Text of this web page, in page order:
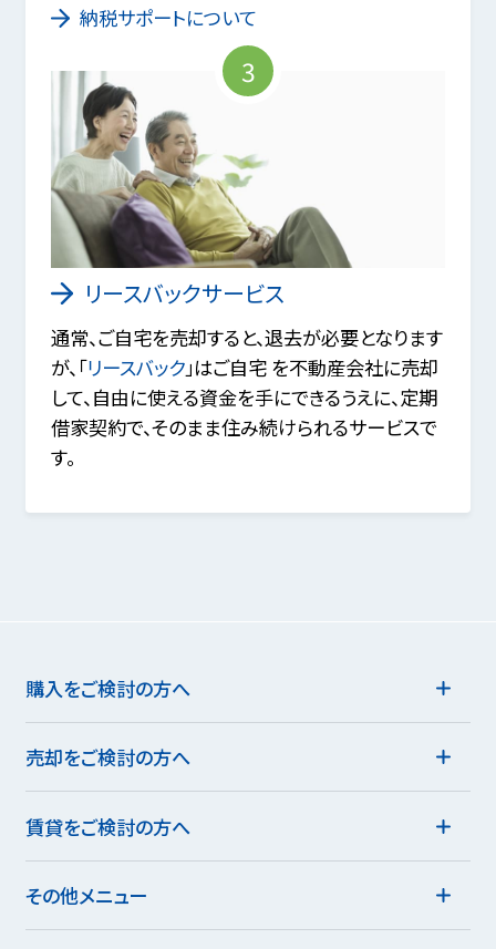
納税サポートについて
3
リースバックサービス
通常、ご自宅を売却すると、退去が必要となります
が、「リースバック」はご自宅 を不動産会社に売却
して、自由に使える資金を手にできるうえに、定期
借家契約で、そのまま住み続けられるサービスで
す。
購入をご検討の方へ
売却をご検討の方へ
賃貸をご検討の方へ
その他メニュー